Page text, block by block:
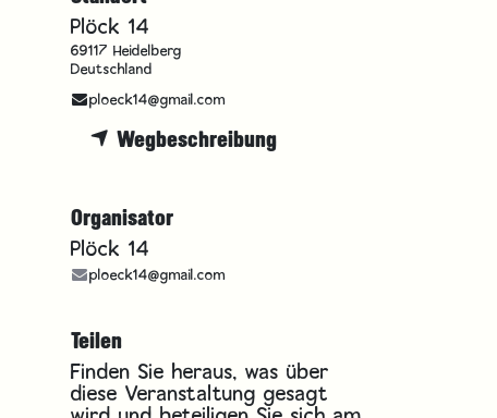
Plöck 14
69117 Heidelberg
Deutschland
ploeck14@gmail.com
Wegbeschreibung
Organisator
Plöck 14
ploeck14@gmail.com
Teilen
Finden Sie heraus, was über
diese Veranstaltung gesagt